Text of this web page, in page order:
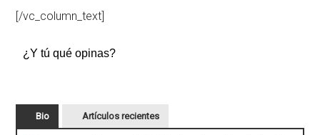
[/vc_column_text]
¿Y tú qué opinas?
Bio Artículos recientes